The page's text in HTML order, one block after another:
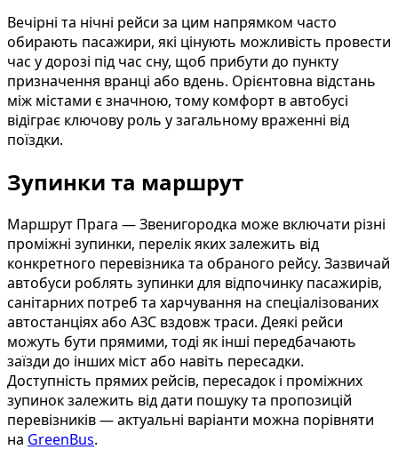
Вечірні та нічні рейси за цим напрямком часто
обирають пасажири, які цінують можливість провести
час у дорозі під час сну, щоб прибути до пункту
призначення вранці або вдень. Орієнтовна відстань
між містами є значною, тому комфорт в автобусі
відіграє ключову роль у загальному враженні від
поїздки.
Зупинки та маршрут
Маршрут Прага — Звенигородка може включати різні
проміжні зупинки, перелік яких залежить від
конкретного перевізника та обраного рейсу. Зазвичай
автобуси роблять зупинки для відпочинку пасажирів,
санітарних потреб та харчування на спеціалізованих
автостанціях або АЗС вздовж траси. Деякі рейси
можуть бути прямими, тоді як інші передбачають
заїзди до інших міст або навіть пересадки.
Доступність прямих рейсів, пересадок і проміжних
зупинок залежить від дати пошуку та пропозицій
перевізників — актуальні варіанти можна порівняти
на GreenBus.